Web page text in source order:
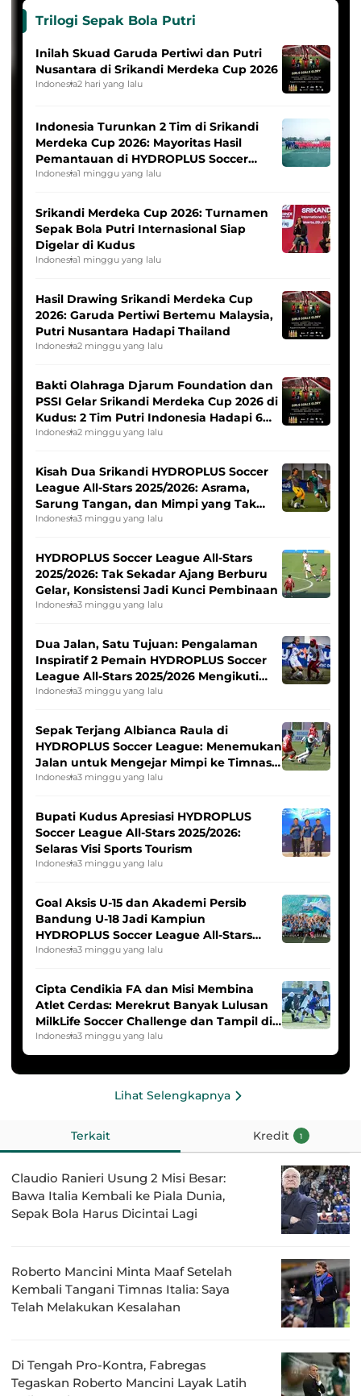
Trilogi Sepak Bola Putri
Inilah Skuad Garuda Pertiwi dan Putri
Nusantara di Srikandi Merdeka Cup 2026
Indonesia2 hari yang lalu
Indonesia Turunkan 2 Tim di Srikandi
Merdeka Cup 2026: Mayoritas Hasil
Pemantauan di HYDROPLUS Soccer
League
Indonesia1 minggu yang lalu
Srikandi Merdeka Cup 2026: Turnamen
Sepak Bola Putri Internasional Siap
Digelar di Kudus
Indonesia1 minggu yang lalu
Hasil Drawing Srikandi Merdeka Cup
2026: Garuda Pertiwi Bertemu Malaysia,
Putri Nusantara Hadapi Thailand
Indonesia2 minggu yang lalu
Bakti Olahraga Djarum Foundation dan
PSSI Gelar Srikandi Merdeka Cup 2026 di
Kudus: 2 Tim Putri Indonesia Hadapi 6
Tim Asia
Indonesia2 minggu yang lalu
Kisah Dua Srikandi HYDROPLUS Soccer
League All-Stars 2025/2026: Asrama,
Sarung Tangan, dan Mimpi yang Tak
Pernah Padam
Indonesia3 minggu yang lalu
HYDROPLUS Soccer League All-Stars
2025/2026: Tak Sekadar Ajang Berburu
Gelar, Konsistensi Jadi Kunci Pembinaan
Indonesia3 minggu yang lalu
Dua Jalan, Satu Tujuan: Pengalaman
Inspiratif 2 Pemain HYDROPLUS Soccer
League All-Stars 2025/2026 Mengikuti
Seleksi Timnas Indonesia Putri
Indonesia3 minggu yang lalu
Sepak Terjang Albianca Raula di
HYDROPLUS Soccer League: Menemukan
Jalan untuk Mengejar Mimpi ke Timnas
Indonesia Putri
Indonesia3 minggu yang lalu
Bupati Kudus Apresiasi HYDROPLUS
Soccer League All-Stars 2025/2026:
Selaras Visi Sports Tourism
Indonesia3 minggu yang lalu
Goal Aksis U-15 dan Akademi Persib
Bandung U-18 Jadi Kampiun
HYDROPLUS Soccer League All-Stars
2025/2026
Indonesia3 minggu yang lalu
Cipta Cendikia FA dan Misi Membina
Atlet Cerdas: Merekrut Banyak Lulusan
MilkLife Soccer Challenge dan Tampil di
HYDROPLUS Soccer League
Indonesia3 minggu yang lalu
Lihat Selengkapnya
Terkait Kredit 1
Claudio Ranieri Usung 2 Misi Besar:
Bawa Italia Kembali ke Piala Dunia,
Sepak Bola Harus Dicintai Lagi
Roberto Mancini Minta Maaf Setelah
Kembali Tangani Timnas Italia: Saya
Telah Melakukan Kesalahan
Di Tengah Pro-Kontra, Fabregas
Tegaskan Roberto Mancini Layak Latih